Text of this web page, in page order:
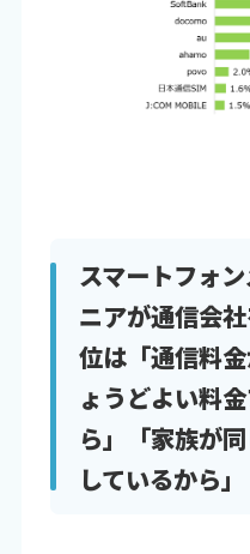
スマートフォ
ニアが通信会
位は「通信料
ょうどよい料
ら」「家族が
しているから」